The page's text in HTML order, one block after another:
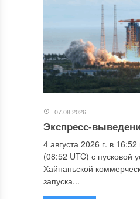
07.08.2026
Экспресс-
4 августа 2026 г. в
(08:52 UTC) с пусковой
Хайнаньской
запуска...